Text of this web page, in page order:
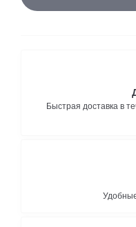
Быстрая доставка в